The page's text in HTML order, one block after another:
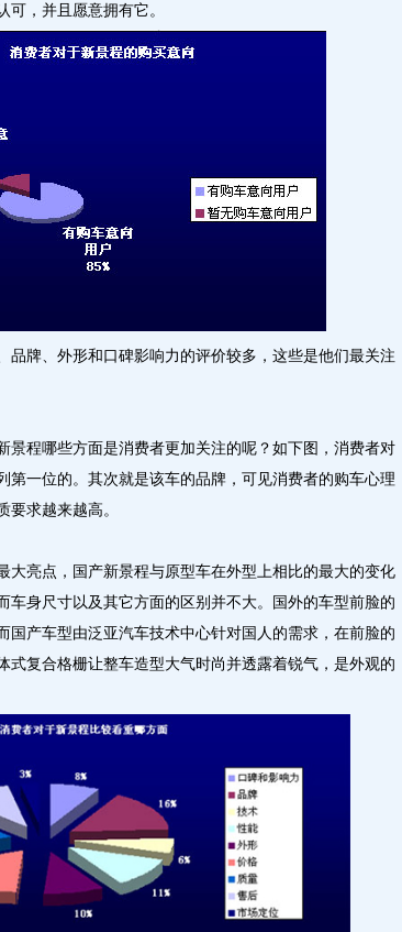
可，并且愿意拥有它。
牌、外形和口碑影响力的评价较多，这些是他们最关注
程哪些方面是消费者更加关注的呢？如下图，消费者对
第一位的。其次就是该车的品牌，可见消费者的购车心理
要求越来越高。
亮点，国产新景程与原型车在外型上相比的最大的变化
车身尺寸以及其它方面的区别并不大。国外的车型前脸的
国产车型由泛亚汽车技术中心针对国人的需求，在前脸的
式复合格栅让整车造型大气时尚并透露着锐气，是外观的